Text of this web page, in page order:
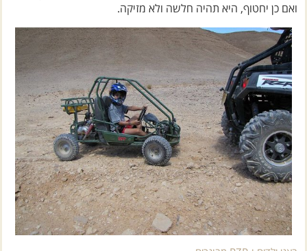
באגי ילדים ו-RZR מבוגרים